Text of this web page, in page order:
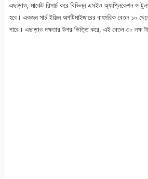
এছাড়াও, মার্কেট রিসার্চ করে বিভিন্ন এসইও অ্যাপ্লিকেশন ও
হবে। একজন সার্চ ইঞ্জিন অপটিমাইজারের বাৎসরিক বেতন ১০
পারে। এছাড়াও দক্ষতার উপর ভিত্তি করে, এই বেতন ৩০ লক্ষ